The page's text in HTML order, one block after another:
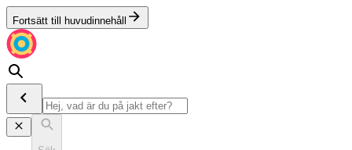
Fortsätt till huvudinnehåll